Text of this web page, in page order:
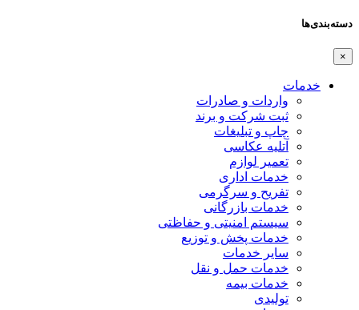
دسته‌بندی‌ها
×
خدمات
واردات و صادرات
ثبت شرکت و برند
چاپ و تبلیغات
آتلیه عکاسی
تعمیر لوازم
خدمات اداری
تفریح و سرگرمی
خدمات بازرگانی
سیستم امنیتی و حفاظتی
خدمات پخش و توزیع
سایر خدمات
خدمات حمل و نقل
خدمات بیمه
تولیدی